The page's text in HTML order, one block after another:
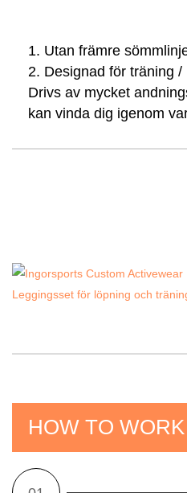
1. Utan främre
2. Designad för träning
Drivs av mycket
kan vinda dig igenom
HOW TO